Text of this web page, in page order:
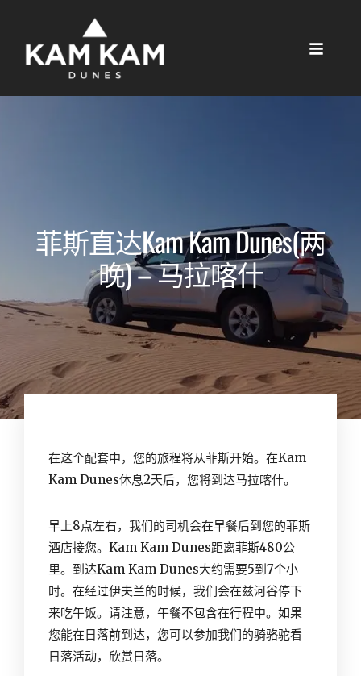
菲斯直达Kam Kam Dunes(两
晚) – 马拉喀什
在这个配套中，您的旅程将从菲斯开始。在Kam
Kam Dunes休息2天后，您将到达马拉喀什。
早上8点左右，我们的司机会在早餐后到您的菲斯
酒店接您。Kam Kam Dunes距离菲斯480公
里。到达Kam Kam Dunes大约需要5到7个小
时。在经过伊夫兰的时候，我们会在兹河谷停下
来吃午饭。请注意，午餐不包含在行程中。如果
您能在日落前到达，您可以参加我们的骑骆驼看
日落活动，欣赏日落。